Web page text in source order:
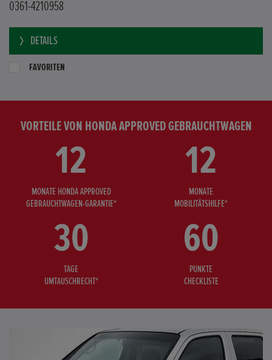
0361-4210958
DETAILS
FAVORITEN
VORTEILE VON HONDA APPROVED GEBRAUCHTWAGEN
12
MONATE HONDA APPROVED
GEBRAUCHTWAGEN-GARANTIE*
12
MONATE
MOBILITÄTSHILFE*
30
TAGE
UMTAUSCHRECHT*
60
PUNKTE
CHECKLISTE